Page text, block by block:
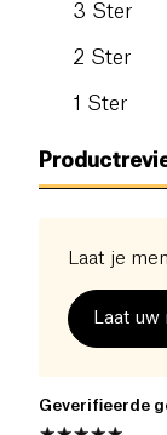
3 Ster
2 Ster
1 Ster
Laat je
Laat uw
Geverifieerde